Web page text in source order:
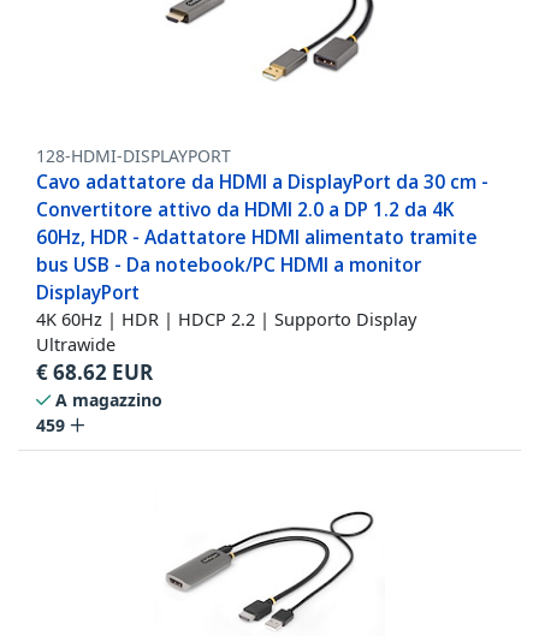
128-HDMI-DISPLAYPORT
Cavo adattatore da HDMI a DisplayPort da 30 cm -
Convertitore attivo da HDMI 2.0 a DP 1.2 da 4K
60Hz, HDR - Adattatore HDMI alimentato tramite
bus USB - Da notebook/PC HDMI a monitor
DisplayPort
4K 60Hz | HDR | HDCP 2.2 | Supporto Display
Ultrawide
€68.62 EUR
A magazzino
459